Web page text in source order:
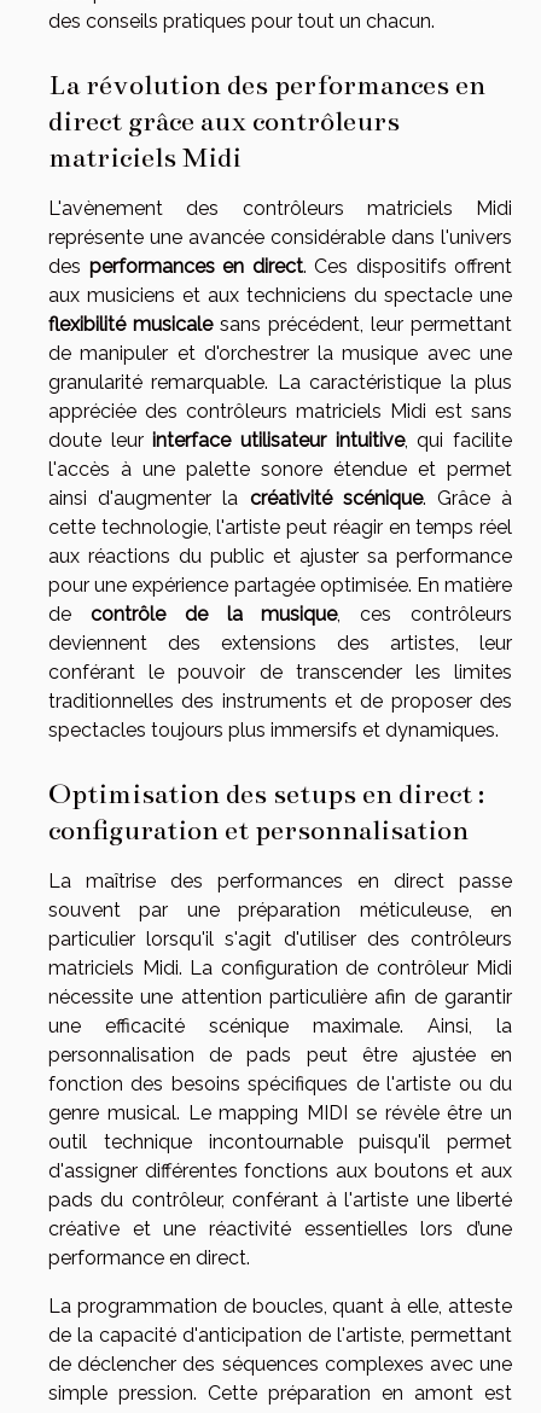
des conseils pratiques pour tout un chacun.
La révolution des performances en
direct grâce aux contrôleurs
matriciels Midi
L'avènement des contrôleurs matriciels Midi
représente une avancée considérable dans l'univers
des performances en direct. Ces dispositifs offrent
aux musiciens et aux techniciens du spectacle une
flexibilité musicalesans précédent, leur permettant
de manipuler et d'orchestrer la musique avec une
granularité remarquable. La caractéristique la plus
appréciée des contrôleurs matriciels Midi est sans
doute leur interface utilisateur intuitive, qui facilite
l'accès à une palette sonore étendue et permet
ainsi d'augmenter la créativité scénique. Grâce à
cette technologie, l'artiste peut réagir en temps réel
aux réactions du public et ajuster sa performance
pour une expérience partagée optimisée. En matière
de contrôle de la musique, ces contrôleurs
deviennent des extensions des artistes, leur
conférant le pouvoir de transcender les limites
traditionnelles des instruments et de proposer des
spectacles toujours plus immersifs et dynamiques.
Optimisation des setups en direct :
configuration et personnalisation
La maîtrise des performances en direct passe
souvent par une préparation méticuleuse, en
particulier lorsqu'il s'agit d'utiliser des contrôleurs
matriciels Midi. La configuration de contrôleur Midi
nécessite une attention particulière afin de garantir
une efficacité scénique maximale. Ainsi, la
personnalisation de pads peut être ajustée en
fonction des besoins spécifiques de l'artiste ou du
genre musical. Le mapping MIDI se révèle être un
outil technique incontournable puisqu'il permet
d'assigner différentes fonctions aux boutons et aux
pads du contrôleur, conférant à l'artiste une liberté
créative et une réactivité essentielles lors d’une
performance en direct.
La programmation de boucles, quant à elle, atteste
de la capacité d'anticipation de l'artiste, permettant
de déclencher des séquences complexes avec une
simple pression. Cette préparation en amont est